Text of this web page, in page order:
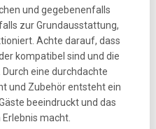
und gegebenenfalls
zur Grundausstattung,
Achte darauf, dass
kompatibel sind und die
eine durchdachte
und Zubehör entsteht ein
beeindruckt und das
macht.